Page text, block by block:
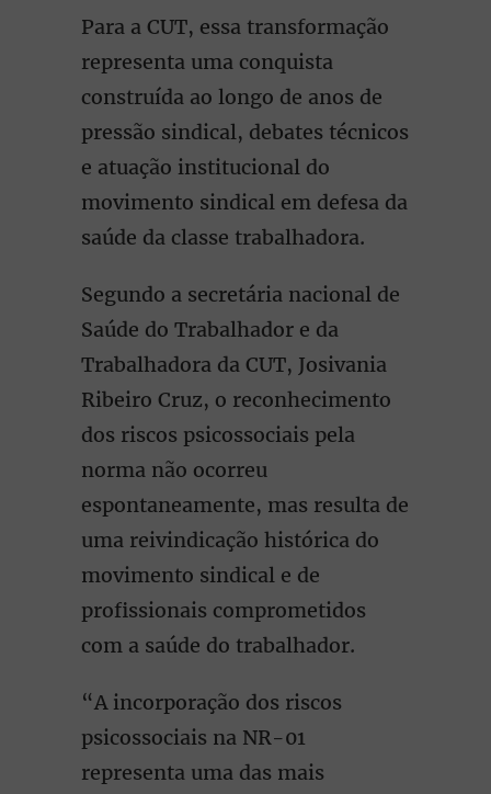
Para a CUT, essa transformação
representa uma conquista
construída ao longo de anos de
pressão sindical, debates técnicos
e atuação institucional do
movimento sindical em defesa da
saúde da classe trabalhadora.
Segundo a secretária nacional de
Saúde do Trabalhador e da
Trabalhadora da CUT, Josivania
Ribeiro Cruz, o reconhecimento
dos riscos psicossociais pela
norma não ocorreu
espontaneamente, mas resulta de
uma reivindicação histórica do
movimento sindical e de
profissionais comprometidos
com a saúde do trabalhador.
“A incorporação dos riscos
psicossociais na NR-01
representa uma das mais